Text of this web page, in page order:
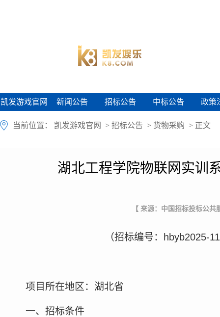
凯发游戏官网
凯发游戏官网 新闻公告
新闻公告 招标公告
招标公告 中标公告
中标公告 政策
政策
当前位置： 凯发游戏官网 > 招标公告 > 货物采购 > 正文
湖北工程学院物联网实训
【 来源：中国招标投标公
（招标编号： hbyb2025-
项目所在地区：湖北省
一、招标条件